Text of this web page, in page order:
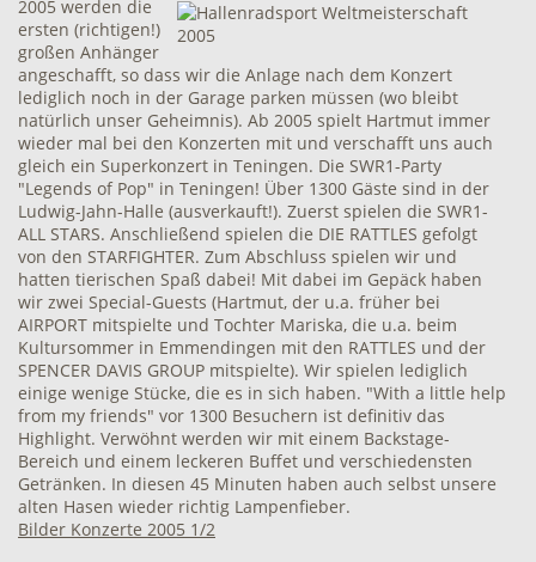
2005 werden die
ersten (richtigen!)
großen Anhänger
angeschafft, so dass wir die Anlage nach dem Konzert
lediglich noch in der Garage parken müssen (wo bleibt
natürlich unser Geheimnis). Ab 2005 spielt Hartmut immer
wieder mal bei den Konzerten mit und verschafft uns auch
gleich ein Superkonzert in Teningen. Die SWR1-Party
"Legends of Pop" in Teningen! Über 1300 Gäste sind in der
Ludwig-Jahn-Halle (ausverkauft!). Zuerst spielen die SWR1-
ALL STARS. Anschließend spielen die DIE RATTLES gefolgt
von den STARFIGHTER. Zum Abschluss spielen wir und
hatten tierischen Spaß dabei! Mit dabei im Gepäck haben
wir zwei Special-Guests (Hartmut, der u.a. früher bei
AIRPORT mitspielte und Tochter Mariska, die u.a. beim
Kultursommer in Emmendingen mit den RATTLES und der
SPENCER DAVIS GROUP mitspielte). Wir spielen lediglich
einige wenige Stücke, die es in sich haben. "With a little help
from my friends" vor 1300 Besuchern ist definitiv das
Highlight. Verwöhnt werden wir mit einem Backstage-
Bereich und einem leckeren Buffet und verschiedensten
Getränken. In diesen 45 Minuten haben auch selbst unsere
alten Hasen wieder richtig Lampenfieber.
Bilder Konzerte 2005 1/2